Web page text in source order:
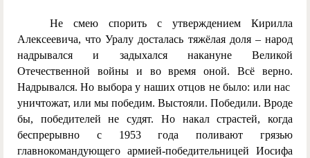
Не смею спорить с утверждением Кирилла
Алексеевича, что Уралу досталась тяжёлая доля – народ
надрывался и задыхался накануне Великой
Отечественной войны и во время оной. Всё верно.
Надрывался. Но выбора у наших отцов не было: или нас
уничтожат, или мы победим. Выстояли. Победили. Вроде
бы, победителей не судят. Но накал страстей, когда
беспрерывно с 1953 года поливают грязью
главнокомандующего армией-победительницей Иосифа